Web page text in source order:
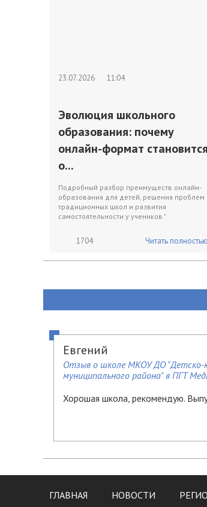
23.07.2026 11:04
Эволюция школьного
образования: почему
онлайн-формат становится
о...
Подробный разбор преимуществ онлайн-
образования для детей, решения проблем
традиционных школ и развития
самостоятельности у учеников."
1704 Читать полностью
Евгений
Отзыв о школе МКОУ ДО "Детско-
муниципального района" в ПГТ
Хорошая школа, рекомендую.
ГЛАВНАЯ НОВОСТИ